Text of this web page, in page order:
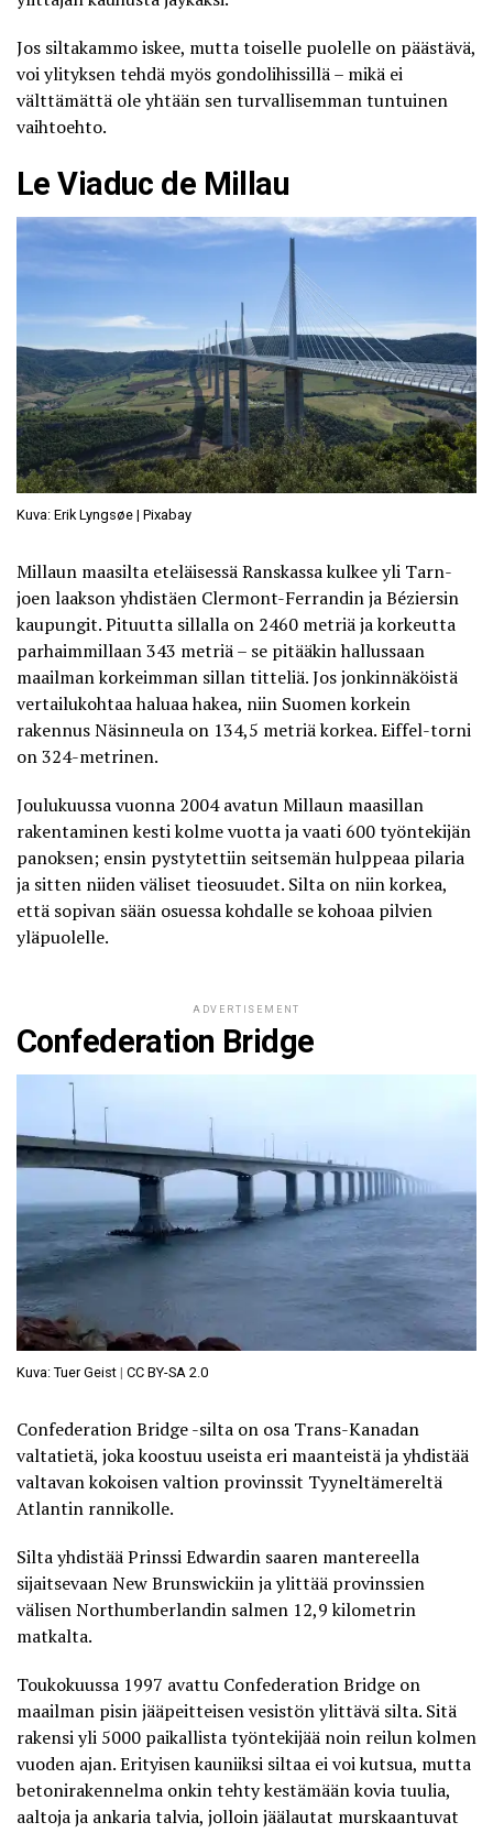
Jos siltakammo iskee, mutta toiselle puolelle on päästävä,
voi ylityksen tehdä myös gondolihissillä – mikä ei
välttämättä ole yhtään sen turvallisemman tuntuinen
vaihtoehto.
Le Viaduc de Millau
Kuva: Erik Lyngsøe | Pixabay
Millaun maasilta eteläisessä Ranskassa kulkee yli Tarn-
joen laakson yhdistäen Clermont-Ferrandin ja Béziersin
kaupungit. Pituutta sillalla on 2460 metriä ja korkeutta
parhaimmillaan 343 metriä – se pitääkin hallussaan
maailman korkeimman sillan titteliä. Jos jonkinnäköistä
vertailukohtaa haluaa hakea, niin Suomen korkein
rakennus Näsinneula on 134,5 metriä korkea. Eiffel-torni
on 324-metrinen.
Joulukuussa vuonna 2004 avatun Millaun maasillan
rakentaminen kesti kolme vuotta ja vaati 600 työntekijän
panoksen; ensin pystytettiin seitsemän hulppeaa pilaria
ja sitten niiden väliset tieosuudet. Silta on niin korkea,
että sopivan sään osuessa kohdalle se kohoaa pilvien
yläpuolelle.
ADVERTISEMENT
Confederation Bridge
Kuva: Tuer Geist | CC BY-SA 2.0
Confederation Bridge -silta on osa Trans-Kanadan
valtatietä, joka koostuu useista eri maanteistä ja yhdistää
valtavan kokoisen valtion provinssit Tyyneltämereltä
Atlantin rannikolle.
Silta yhdistää Prinssi Edwardin saaren mantereella
sijaitsevaan New Brunswickiin ja ylittää provinssien
välisen Northumberlandin salmen 12,9 kilometrin
matkalta.
Toukokuussa 1997 avattu Confederation Bridge on
maailman pisin jääpeitteisen vesistön ylittävä silta. Sitä
rakensi yli 5000 paikallista työntekijää noin reilun kolmen
vuoden ajan. Erityisen kauniiksi siltaa ei voi kutsua, mutta
betonirakennelma onkin tehty kestämään kovia tuulia,
aaltoja ja ankaria talvia, jolloin jäälautat murskaantuvat